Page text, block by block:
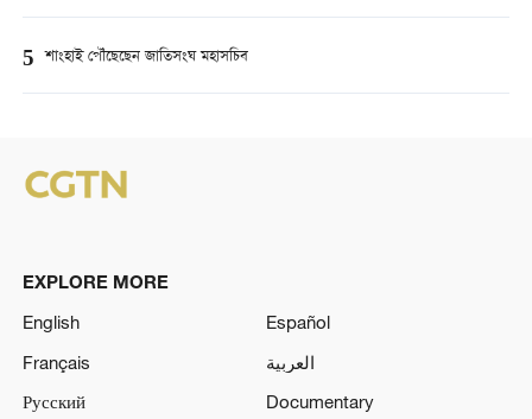
5 শাংহাই পৌঁছেছেন জাতিসংঘ মহাসচিব
EXPLORE MORE
English
Español
Français
العربية
Русский
Documentary